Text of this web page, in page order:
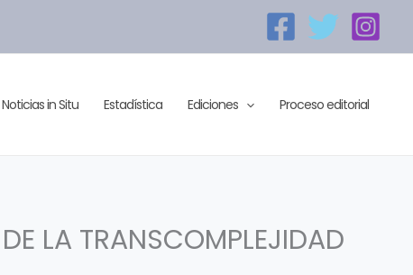
Noticias in Situ Estadística Ediciones Proceso editorial
LA TRANSCOMPLEJIDAD